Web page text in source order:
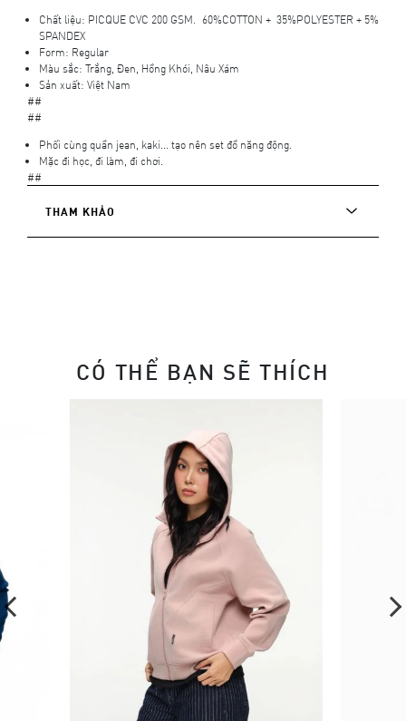
Chất liệu: PICQUE CVC 200 GSM. 60%COTTON + 35%POLYESTER + 5%
SPANDEX
Form: Regular
Màu sắc: Trắng, Đen, Hồng Khói, Nâu Xám
Sản xuất: Việt Nam
##
##
Phối cùng quần jean, kaki... tạo nên set đồ năng động.
Mặc đi học, đi làm, đi chơi.
##
THAM KHẢO
CÓ THỂ BẠN SẼ THÍCH